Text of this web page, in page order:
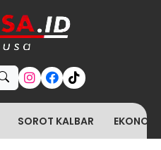
SOROT KALBAR